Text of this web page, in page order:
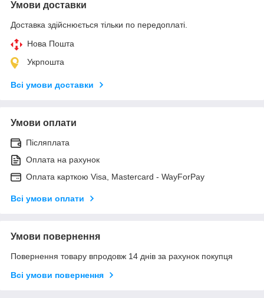
Умови доставки
Доставка здійснюється тільки по передоплаті.
Нова Пошта
Укрпошта
Всі умови доставки
Умови оплати
Післяплата
Оплата на рахунок
Оплата карткою Visa, Mastercard - WayForPay
Всі умови оплати
Умови повернення
Повернення товару впродовж 14 днів за рахунок покупця
Всі умови повернення